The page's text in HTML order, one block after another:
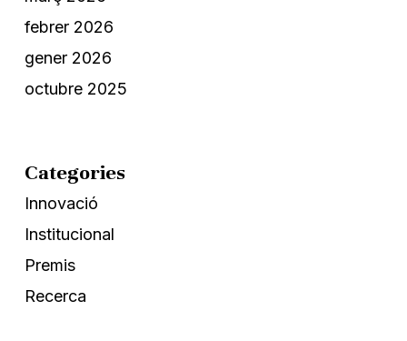
febrer 2026
gener 2026
octubre 2025
Categories
Innovació
Institucional
Premis
Recerca